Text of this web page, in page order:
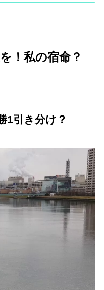
！私の宿命？
1引き分け？